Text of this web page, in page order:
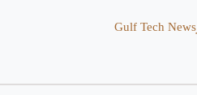
Gulf Tech News